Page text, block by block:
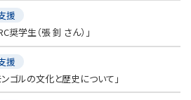
援
奨学生（張 釗 さん）」
援
ゴルの文化と歴史について」